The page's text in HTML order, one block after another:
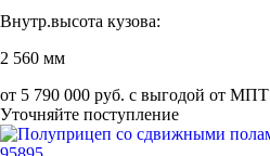
Внутр.высота кузова:
2 560 мм
от 5 790 000 руб. с выгодой от МПТ
Уточняйте поступление